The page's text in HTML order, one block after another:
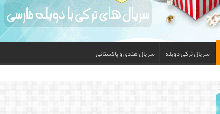
سریال ترکی دوبله سریال هندی و پاکستانی